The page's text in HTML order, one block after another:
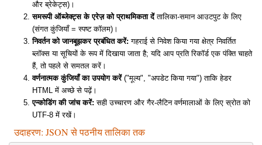
और ब्रेकेट्स)।
समरूपी ऑब्जेक्ट्स के एरेज़ को प्राथमिकता देंतालिका-समान आउटपुट के लिए
(संगत कुंजियाँ = स्पष्ट कॉलम)।
निवर्तन को जानबूझकर प्रबंधित करें: गहराई से निवेश किया गया क्षेत्र निवर्तित
ब्लॉक्स या सूचियों के रूप में दिखाया जाता है; यदि आप प्रति रिकॉर्ड एक पंक्ति चाहते
हैं, तो पहले से समतल करें।
वर्णनात्मक कुंजियाँ का उपयोग करें("मूल्य", "अपडेट किया गया") ताकि हेडर
HTML में अच्छे से पढ़ें।
एन्कोडिंग की जांच करें: सही उच्चारण और गैर-लैटिन वर्णमालाओं के लिए स्रोत को
UTF-8 में रखें।
उदाहरण: JSON से पठनीय तालिका तक